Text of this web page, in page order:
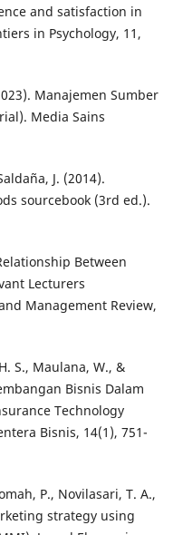
and satisfaction in
in Psychology, 11,
Manajemen Sumber
Media Sains
J. (2014).
sourcebook (3rd ed.).
Between
Lecturers
Management Review,
S., Maulana, W., &
Bisnis Dalam
Technology
Bisnis, 14(1), 751-
P., Novilasari, T. A.,
strategy using